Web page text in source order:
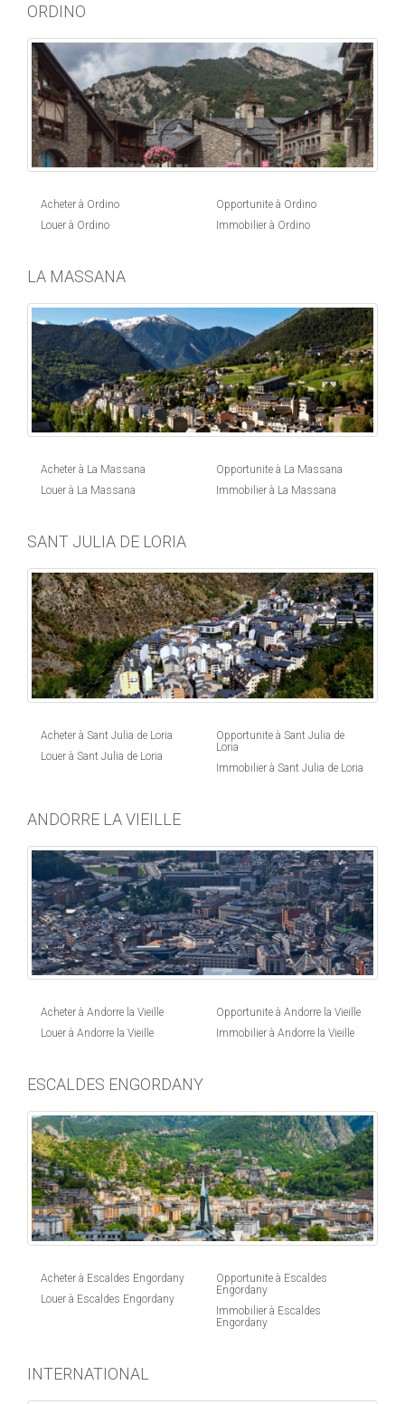
ORDINO
Acheter à Ordino
Louer à Ordino
Opportunite à Ordino
Immobilier à Ordino
LA MASSANA
Acheter à La Massana
Louer à La Massana
Opportunite à La Massana
Immobilier à La Massana
SANT JULIA DE LORIA
Acheter à Sant Julia de Loria
Louer à Sant Julia de Loria
Opportunite à Sant Julia de
Loria
Immobilier à Sant Julia de Loria
ANDORRE LA VIEILLE
Acheter à Andorre la Vieille
Louer à Andorre la Vieille
Opportunite à Andorre la Vieille
Immobilier à Andorre la Vieille
ESCALDES ENGORDANY
Acheter à Escaldes Engordany
Louer à Escaldes Engordany
Opportunite à Escaldes
Engordany
Immobilier à Escaldes
Engordany
INTERNATIONAL